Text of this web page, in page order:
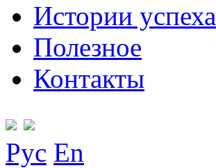
Истории успеха
Полезное
Контакты
Рус En